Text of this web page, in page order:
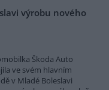
výrobu nového
Škoda Auto
ve svém hlavním
v Mladé Boleslavi